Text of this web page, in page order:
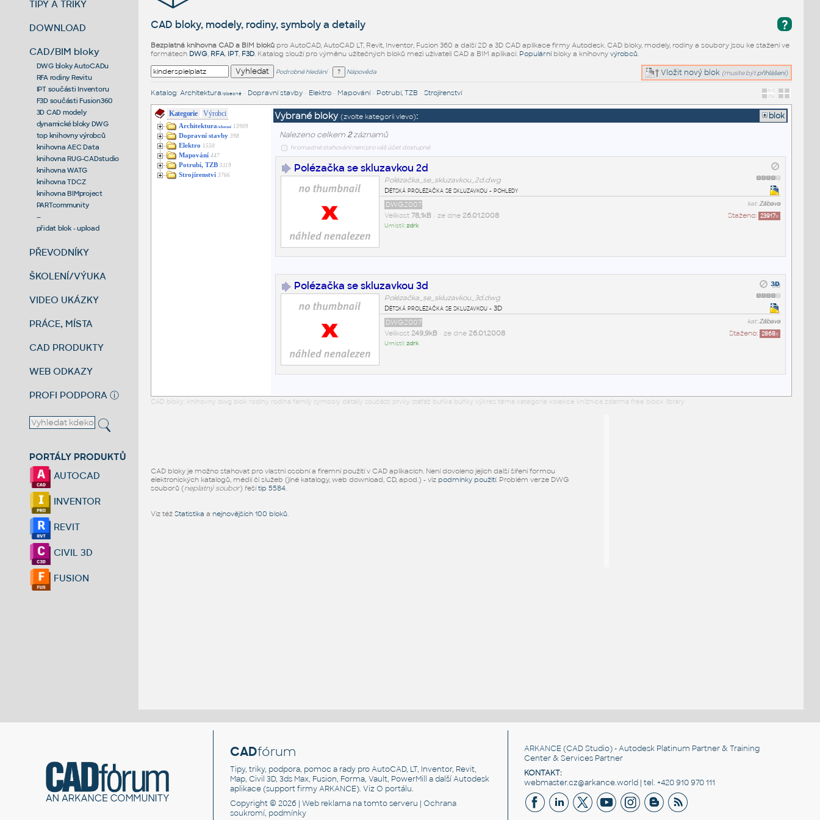
TIPY A TRIKY
DOWNLOAD
CAD/BIM bloky
DWG bloky AutoCADu
RFA rodiny Revitu
IPT součásti Inventoru
F3D součásti Fusion360
3D CAD modely
dynamické bloky DWG
top knihovny výrobců
knihovna AEC Data
knihovna RUG-CADstudio
knihovna WATG
knihovna TDCZ
knihovna BIMproject
PARTcommunity
--
přidat blok - upload
PŘEVODNÍKY
ŠKOLENÍ/VÝUKA
VIDEO UKÁZKY
PRÁCE, MÍSTA
CAD PRODUKTY
WEB ODKAZY
PROFI PODPORA ⓘ
PORTÁLY PRODUKTŮ
AUTOCAD
INVENTOR
REVIT
CIVIL 3D
FUSION
?
CAD bloky, modely, rodiny, symboly a detaily
Bezplatná knihovna CAD a BIM blokůpro AutoCAD, AutoCAD LT, Revit, Inventor, Fusion 360 a další 2D a 3D CAD aplikace firmy Autodesk. CAD bloky, modely, rodiny a soubory jsou ke stažení ve
formátech DWG, RFA, IPT, F3D. Katalog slouží pro výměnu užitečných bloků mezi uživateli CAD a BIM aplikací. Populárníbloky a knihovny výrobců.
Vložit nový blok (musíte být přihlášeni)
Podrobné hledání Nápověda
Katalog: Architektura /obecné• Dopravní stavby• Elektro• Mapování• Potrubí, TZB • Strojírenství
Kategorie Výrobci
Architektura/obecné 13909
Dopravní stavby 398
Elektro 1550
Mapování 447
Potrubí, TZB 3119
Strojírenství 3766
Vybrané bloky (zvolte kategorii vlevo):
blok
Nalezeno celkem 2záznamů
hromadné stahování není pro váš účet dostupné
Polézačka se skluzavkou 2d
Polézačka_se_skluzavkou_2d.dwg
Dětská prolézačka se skluzavkou - pohledy
kat:Zábava
DWG2007
Staženo: 23917x
Velikost 78,1kB• ze dne 26.01.2008
Umístil:zdrk
Polézačka se skluzavkou 3d
Polézačka_se_skluzavkou_3d.dwg
Dětská prolézačka se skluzavkou - 3D
kat:Zábava
DWG2007
Staženo: 2868x
Velikost 249,9kB• ze dne 26.01.2008
Umístil:zdrk
CAD bloky: knihovny dwg blok rodiny rodina family symboly detaily součásti prvky stafáž buňka buňky výkres téma kategorie kolekce knižnica zdarma free block library
CAD bloky je možno stahovat pro vlastní osobní a firemní použití v CAD aplikacích. Není dovoleno jejich další šíření formou
elektronických katalogů, médií či služeb (jiné katalogy, web download, CD, apod.) - viz podmínky použití. Problém verze DWG
souborů (neplatný soubor) řešítip 5584.
Viz též Statistika a nejnovějších 100 bloků.
CADfórum
Tipy, triky, podpora, pomoc a rady pro AutoCAD, LT, Inventor, Revit,
Map, Civil 3D, 3ds Max, Fusion, Forma, Vault, PowerMill a další Autodesk
aplikace (support firmy ARKANCE). VizO portálu.
Copyright © 2026 |Web reklama na tomto serveru |Ochrana
soukromí, podmínky
ARKANCE (CAD Studio) - Autodesk Platinum Partner & Training
Center & Services Partner
KONTAKT:
webmaster.cz@arkance.world | tel. +420 910 970 111